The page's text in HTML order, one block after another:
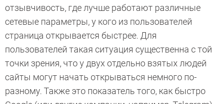
отзывчивость, где лучше работают различные
сетевые параметры, у кого из пользователей
страница открывается быстрее. Для
пользователей такая ситуация существенна с той
точки зрения, что у двух отдельно взятых людей
сайты могут начать открываться немного по-
разному. Также это показатель того, как быстро